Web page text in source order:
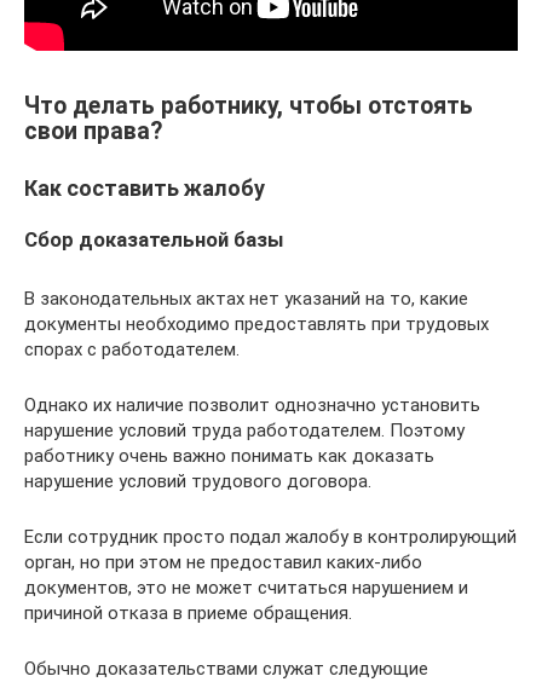
Что делать работнику, чтобы отстоять
свои права?
Как составить жалобу
Сбор доказательной базы
В законодательных актах нет указаний на то, какие
документы необходимо предоставлять при трудовых
спорах с работодателем.
Однако их наличие позволит однозначно установить
нарушение условий труда работодателем. Поэтому
работнику очень важно понимать как доказать
нарушение условий трудового договора.
Если сотрудник просто подал жалобу в контролирующий
орган, но при этом не предоставил каких-либо
документов, это не может считаться нарушением и
причиной отказа в приеме обращения.
Обычно доказательствами служат следующие